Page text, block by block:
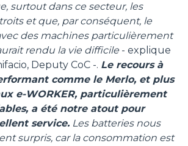
surtout dans ce secteur, les
et que, par conséquent, le
des machines particulièrement
rendu la vie difficile - explique
Deputy CoC -. Le recours à
comme le Merlo, et plus
e-WORKER, particulièrement
a été notre atout pour
service. Les batteries nous
surpris, car la consommation est